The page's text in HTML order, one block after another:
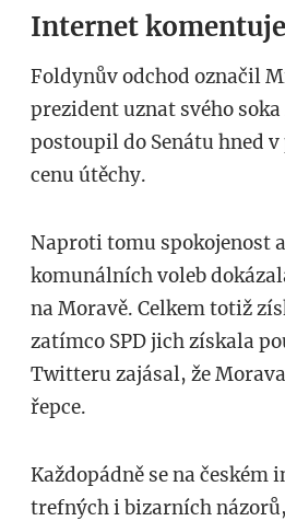
Internet
Foldynův odchod označil
prezident uznat svého
postoupil do Senátu hned
cenu útěchy.
Naproti tomu spokojenost
komunálních voleb
na Moravě. Celkem totiž
zatímco SPD jich získala
Twitteru zajásal, že
řepce.
Každopádně se na
trefných i bizarních